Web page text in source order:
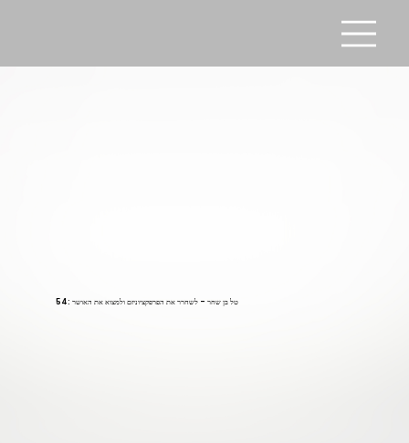
54: טל בן שחר - לשחרר את הפרפקציוניזם ולמצוא את האושר